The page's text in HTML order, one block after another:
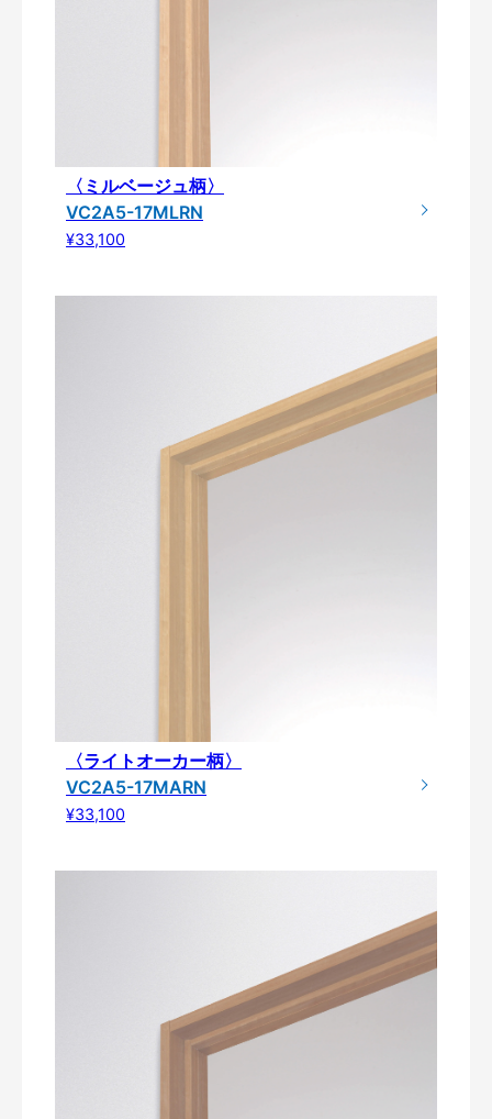
〈ミルベージュ柄〉
VC2A5-17MLRN
¥33,100
〈ライトオーカー柄〉
VC2A5-17MARN
¥33,100